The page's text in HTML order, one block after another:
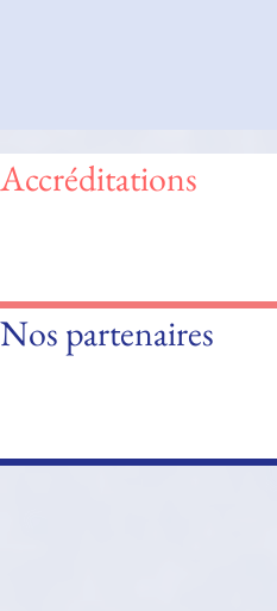
Accréditations
Nos partenaires